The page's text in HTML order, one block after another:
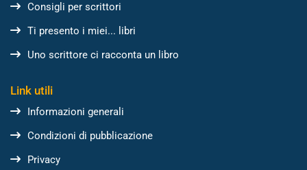
Consigli per scrittori
Ti presento i miei... libri
Uno scrittore ci racconta un libro
Link utili
Informazioni generali
Condizioni di pubblicazione
Privacy